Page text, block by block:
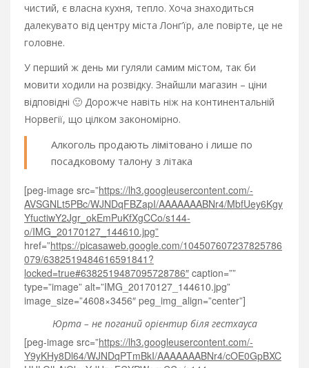
чистий, є власна кухня, тепло. Хоча знаходиться
далекувато від центру міста Лонг’їр, але повірте, це не
головне.
У перший ж день ми гуляли самим містом, так би
мовити ходили на розвідку. Знайшли магазин – ціни
відповідні 🙂 Дорожче навіть ніж на континентальній
Норвегії, що цілком закономірно.
Алкоголь продають лімітовано і лише по
посадковому талону з літака
[peg-image src=”https://lh3.googleusercontent.com/-
AVSGNLt5PBc/WJNDqFBZapI/AAAAAAABNr4/MbfUey6Kgy
YfuctiwY2Jgr_okEmPuKfXgCCo/s144-
o/IMG_20170127_144610.jpg”
href=”https://picasaweb.google.com/104507607237825786
079/6382519484616591841?
locked=true#6382519487095728786″ caption=””
type=”image” alt=”IMG_20170127_144610.jpg”
image_size=”4608×3456″ peg_img_align=”center”]
Юрта – не поганий орієнтир біля гестхауса
[peg-image src=”https://lh3.googleusercontent.com/-
Y9yKHy8Dl64/WJNDqPTmBkI/AAAAAAABNr4/cOE0GpBXC